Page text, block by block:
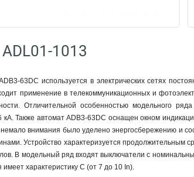
1013
63DC используется в электрических сетях
применение в телекоммуникационных и
Отличительной особенностью модельного
Также автомат ADB3-63DC оснащен окном
внимания было уделено энергосбережению и
Устройство характеризуется продолжительным
В модельный ряд входят выключатели с
характеристику C (от 7 до 10 In).